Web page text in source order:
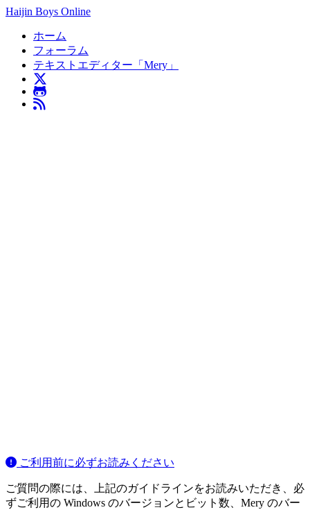
Haijin Boys Online
ホーム
フォーラム
テキストエディター「Mery」
ご利用前に必ずお読みください
ご質問の際には、上記のガイドラインをお読みいただき、必
ずご利用の Windows のバージョンとビット数、Mery のバー